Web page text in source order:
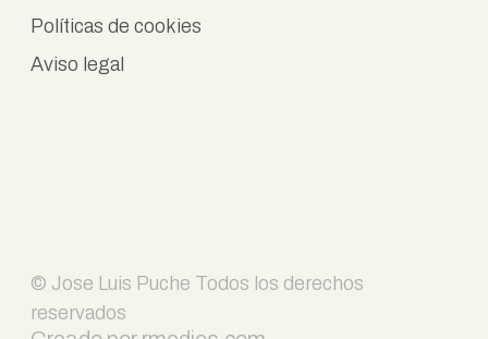
Políticas de cookies
Aviso legal
© Jose Luis Puche Todos los derechos
reservados